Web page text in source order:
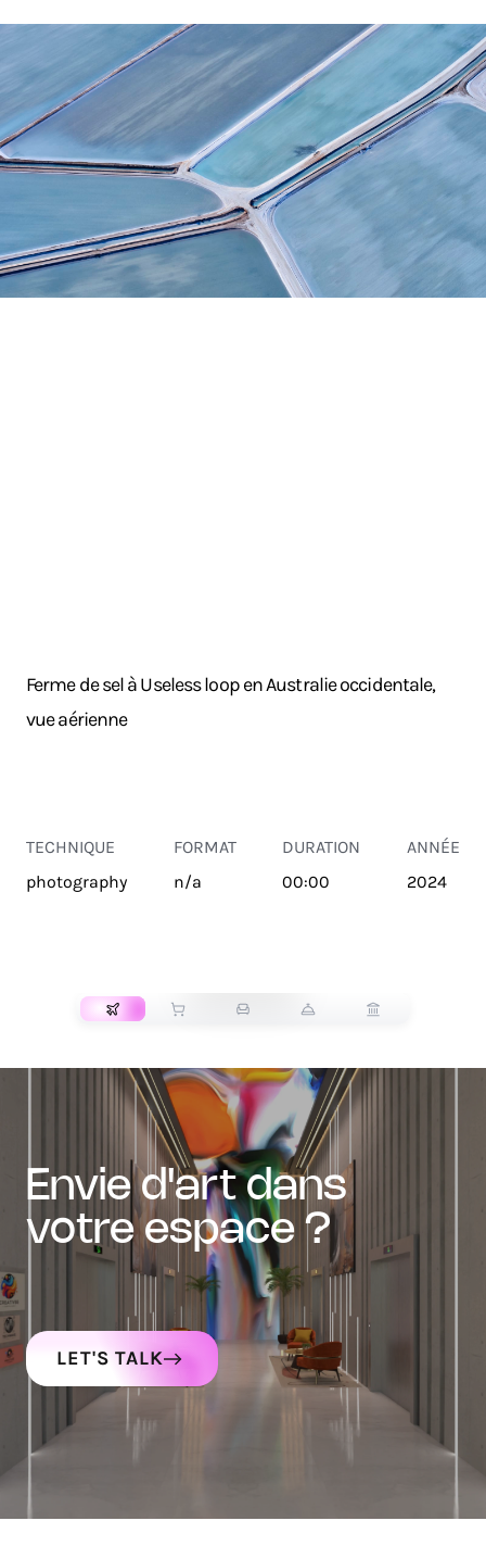
Ferme de sel à Useless loop en Australie occidentale,
vue aérienne
TECHNIQUE
photography
FORMAT
n/a
DURATION
00:00
ANNÉE
2024
envie d'art dans
votre espace ?
LET'S TALK